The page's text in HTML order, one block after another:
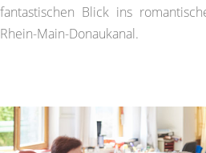
fantastischen Blick ins
Rhein-Main-Donaukanal.